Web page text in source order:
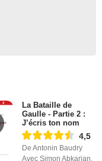
La Bataille de
Gaulle - Partie 2 :
J’écris ton nom
4,5
De Antonin Baudry
Avec Simon Abkarian,